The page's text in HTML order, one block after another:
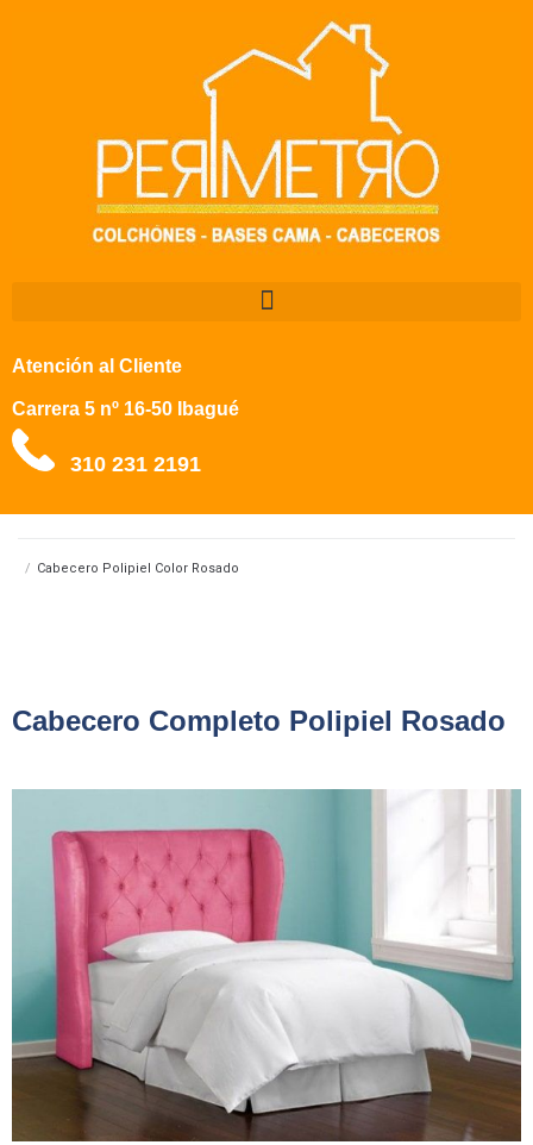
Atención al Cliente
Carrera 5 nº 16-50 Ibagué
310 231 2191
/ Cabecero Polipiel Color Rosado
Cabecero Completo Polipiel Rosado